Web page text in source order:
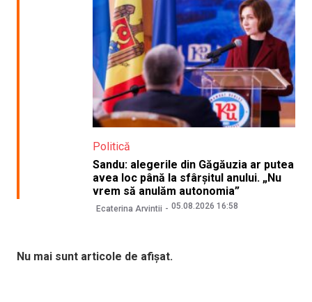
Politică
Sandu: alegerile din Găgăuzia ar putea
avea loc până la sfârșitul anului. „Nu
vrem să anulăm autonomia”
Ecaterina Arvintii 05.08.2026 16:58
Nu mai sunt articole de afișat.